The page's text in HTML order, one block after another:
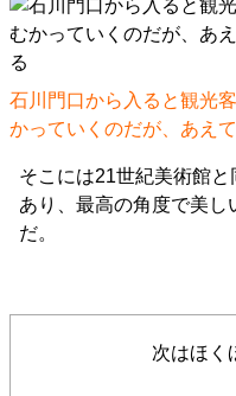
石川門口から入ると観光
かっていくのだが、あえ
そこには21世紀美術館
あり、最高の角度で美
だ。
次はほく